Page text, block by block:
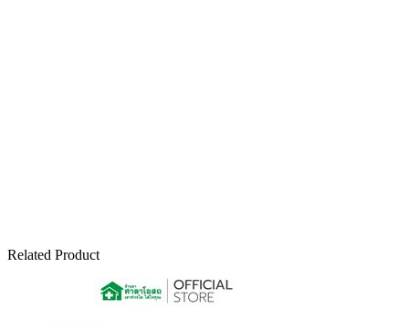
Related Product